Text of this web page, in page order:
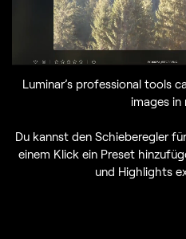
Luminar’s professional tools
images in
Du kannst den Schieberegler
einem Klick ein Preset
und Highlights